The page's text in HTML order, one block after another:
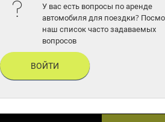
У вас есть вопросы по аренде
автомобиля для поездки?
наш список часто задаваемых
вопросов
ВОЙТИ